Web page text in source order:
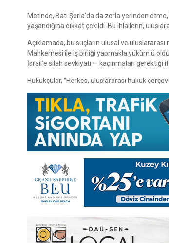
Metinde, Batı Şeria’da da zorla yerinden
yaşandığına dikkat çekildi. Bu ihlallerin,
Açıklamada, bu suçların ulusal ve
Mahkemesi ile iş birliği yapmakla yükümlü
İsrail’e silah sevkiyatı — kaçınmaları gerektiği
Hukukçular, “Herkes, uluslararası hukuk